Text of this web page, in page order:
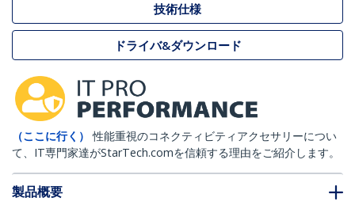
技術仕様
ドライバ&ダウンロード
（ここに行く）
性能重視のコネクティビティアクセサリーについ
て、IT専門家達がStarTech.comを信頼する理由をご紹介します。
製品概要